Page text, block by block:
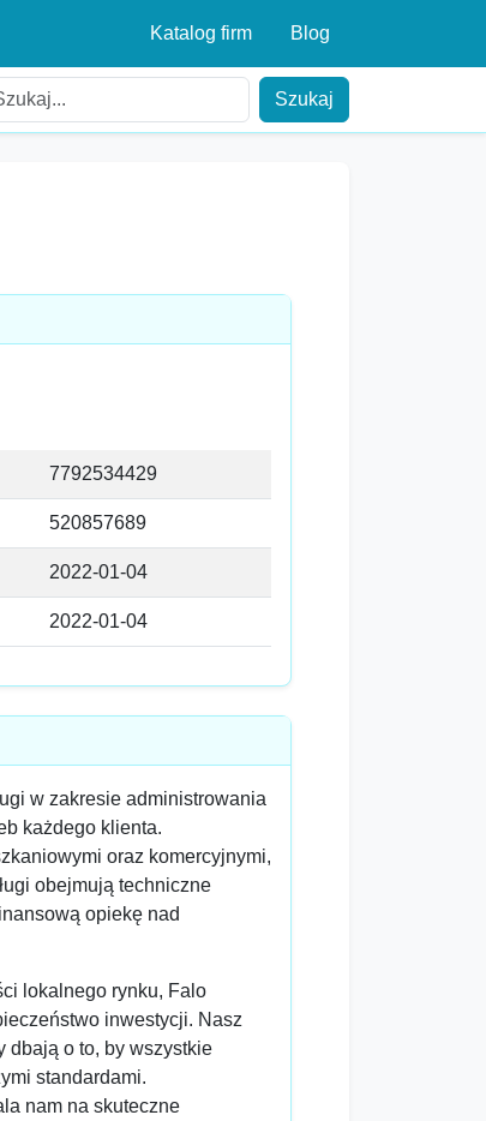
Katalog firm Blog
Szukaj
7792534429
520857689
2022-01-04
2022-01-04
w zakresie administrowania
każdego klienta.
oraz komercyjnymi,
obejmują techniczne
opiekę nad
lokalnego rynku, Falo
inwestycji. Nasz
dbają o to, by wszystkie
standardami.
nam na skuteczne